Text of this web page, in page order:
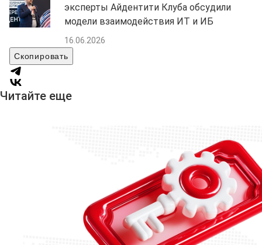
эксперты Айдентити Клуба обсудили
модели взаимодействия ИТ и ИБ
16.06.2026
Скопировать
Читайте еще